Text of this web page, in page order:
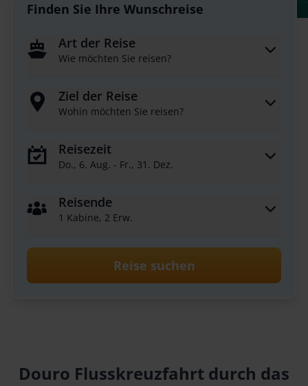
Finden Sie Ihre Wunschreise
Art der Reise
Wie möchten Sie reisen?
Ziel der Reise
Wohin möchten Sie reisen?
Reisezeit
Do., 6. Aug. - Fr., 31. Dez.
Reisende
1 Kabine, 2 Erw.
Reise suchen
Douro Flusskreuzfahrt durch das